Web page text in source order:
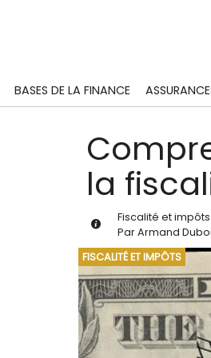
BASES DE LA FINANCE
la
Fiscalité et impôts
ParArmand
FISCALITÉ ET IMPÔTS